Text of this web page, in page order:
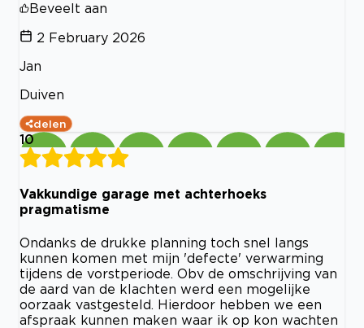
Beveelt aan
2 February 2026
Jan
Duiven
delen
10
Vakkundige garage met achterhoeks
pragmatisme
Ondanks de drukke planning toch snel langs
kunnen komen met mijn 'defecte' verwarming
tijdens de vorstperiode. Obv de omschrijving van
de aard van de klachten werd een mogelijke
oorzaak vastgesteld. Hierdoor hebben we een
afspraak kunnen maken waar ik op kon wachten